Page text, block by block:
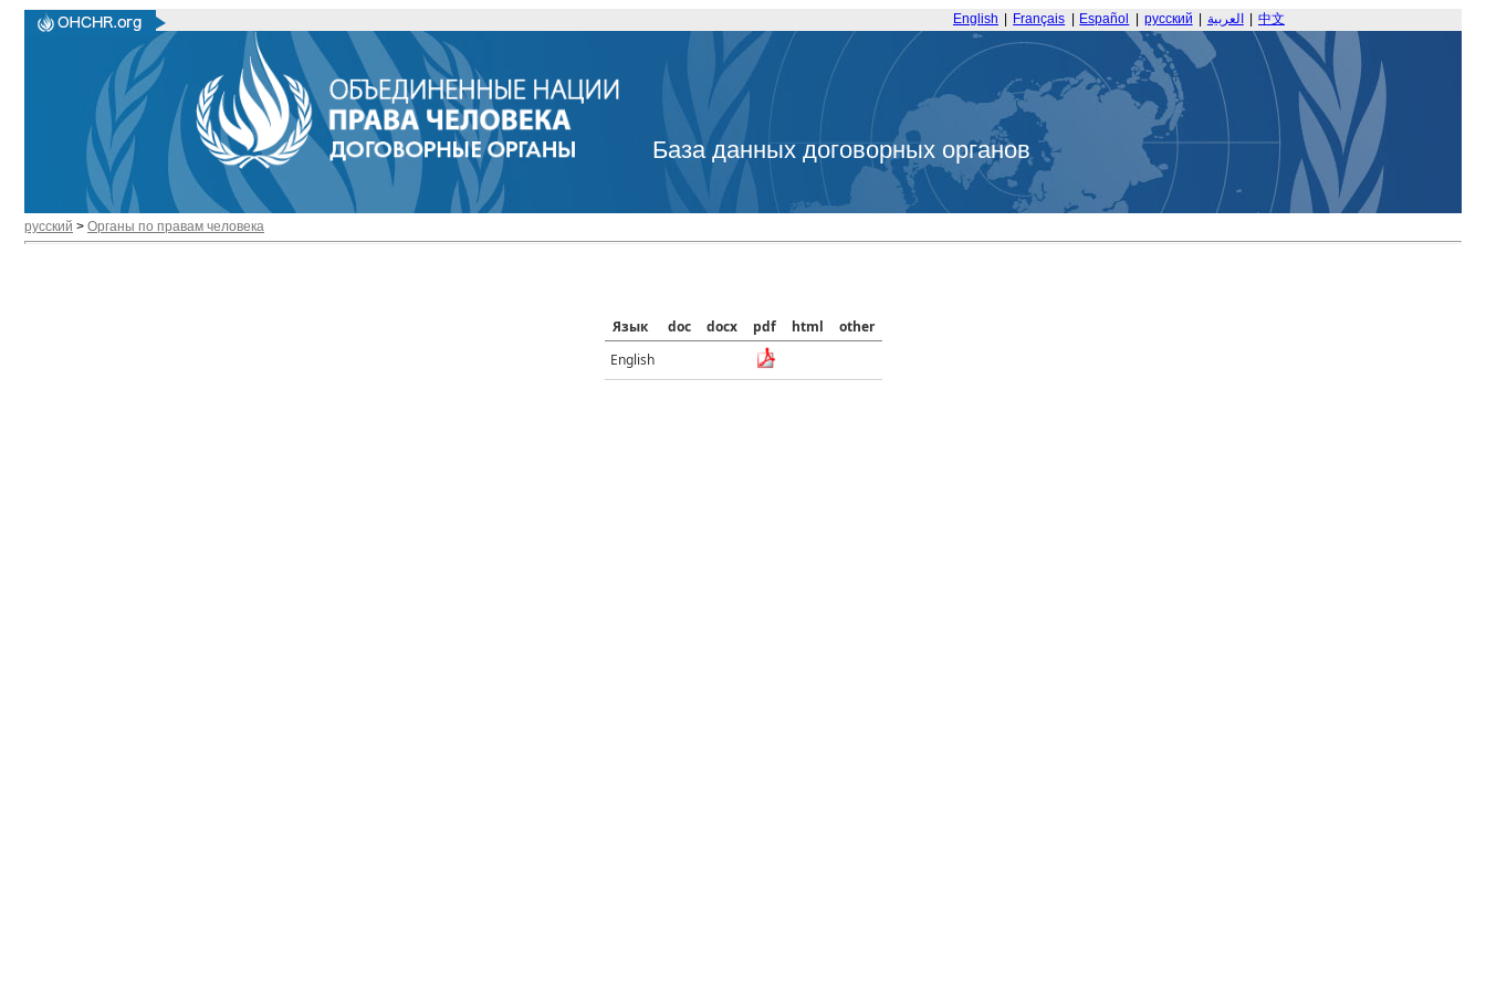
English Français Español русский العربية 中文
База данных договорных органов
русский > Органы по правам человека
Язык doc docx pdf html
other
English